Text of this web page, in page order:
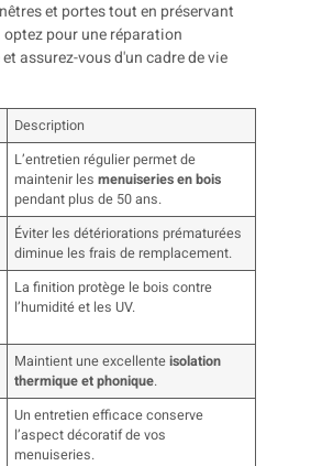
Description
L’entretien régulier permet de
maintenir lesmenuiseries en bois
pendant plus de 50 ans.
Éviter les détériorations prématurées
diminue les frais de remplacement.
La finition protège le bois contre
l’humidité et les UV.
Maintient une excellenteisolation
thermique et phonique.
Un entretien efficace conserve
l’aspect décoratif de vos
menuiseries.